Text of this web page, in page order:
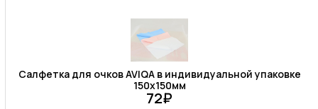
Салфетка для очков AVIQA в индивидуальной упаковке
150х150мм
72₽